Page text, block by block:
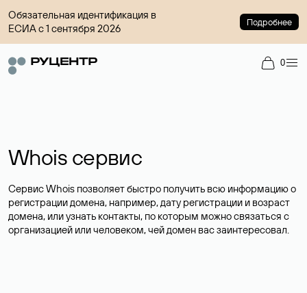
Обязательная идентификация в
ЕСИА с 1 сентября 2026
Подробнее
0
Whois сервис
Сервис Whois позволяет быстро получить всю информацию о
регистрации домена, например, дату регистрации и возраст
домена, или узнать контакты, по которым можно связаться с
организацией или человеком, чей домен вас заинтересовал.